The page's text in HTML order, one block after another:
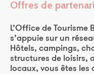
Offres de
L’Office de
s’appuie sur un
Hôtels, campings,
structures de loisirs,
locaux, vous êtes les